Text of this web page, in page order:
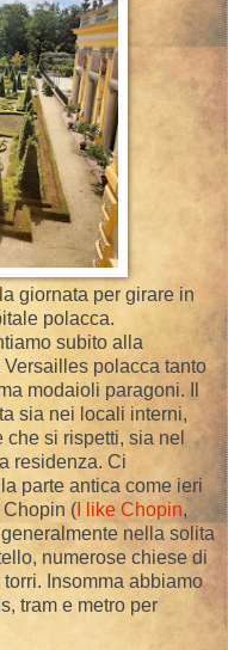
giornata per girare in
polacca.
subito alla
polacca tanto
modaioli paragoni. Il
sia nei locali interni,
si rispetti, sia nel
residenza. Ci
parte antica come ieri
Chopin ( I like Chopin,
generalmente nella solita
numerose chiese di
Insomma abbiamo
tram e metro per